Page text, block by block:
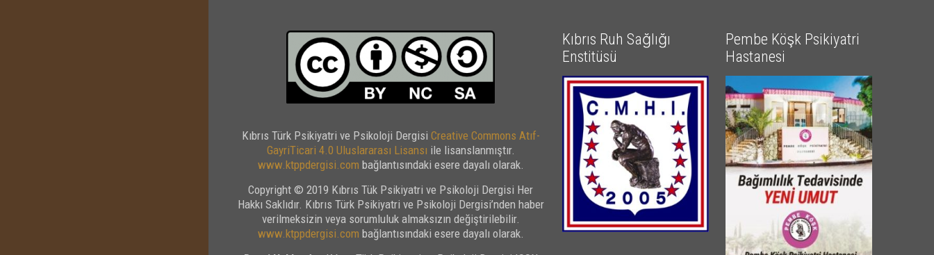
Kıbrıs Türk Psikiyatri ve Psikoloji Dergisi Creative Commons Atıf-
GayriTicari 4.0 Uluslararası Lisansı ile lisanslanmıştır.
www.ktppdergisi.com bağlantısındaki esere dayalı olarak.
Copyright © 2019 Kıbrıs Tük Psikiyatri ve Psikoloji Dergisi Her
Hakkı Saklıdır. Kıbrıs Türk Psikiyatri ve Psikoloji Dergisi’nden haber
verilmeksizin veya sorumluluk almaksızın değiştirilebilir.
www.ktppdergisi.com bağlantısındaki esere dayalı olarak.
Kıbrıs Ruh Sağlığı
Enstitüsü
Pembe Köşk Psikiyatri
Hastanesi